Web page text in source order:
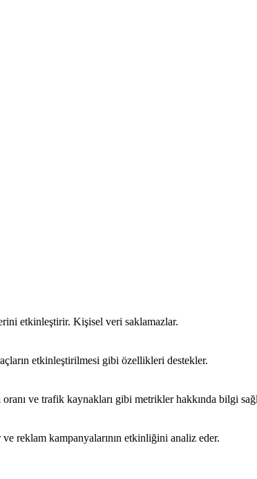
etkinleştirir. Kişisel veri saklamazlar.
etkinleştirilmesi gibi özellikleri destekler.
ve trafik kaynakları gibi metrikler hakkında bilgi
reklam kampanyalarının etkinliğini analiz eder.